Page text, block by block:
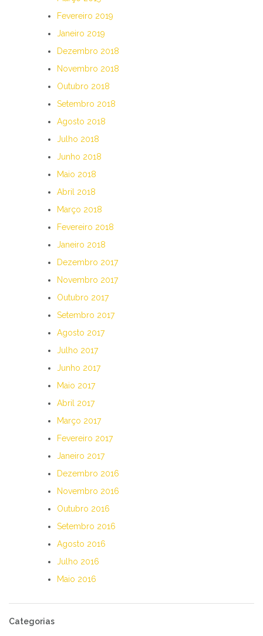
Fevereiro 2019
Janeiro 2019
Dezembro 2018
Novembro 2018
Outubro 2018
Setembro 2018
Agosto 2018
Julho 2018
Junho 2018
Maio 2018
Abril 2018
Março 2018
Fevereiro 2018
Janeiro 2018
Dezembro 2017
Novembro 2017
Outubro 2017
Setembro 2017
Agosto 2017
Julho 2017
Junho 2017
Maio 2017
Abril 2017
Março 2017
Fevereiro 2017
Janeiro 2017
Dezembro 2016
Novembro 2016
Outubro 2016
Setembro 2016
Agosto 2016
Julho 2016
Maio 2016
Categorias